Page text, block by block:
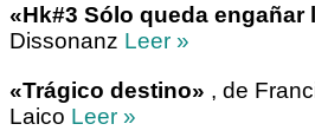
«Hk#3 Sólo queda engañar
Dissonanz Leer »
«Trágico destino» , de
Laico Leer »